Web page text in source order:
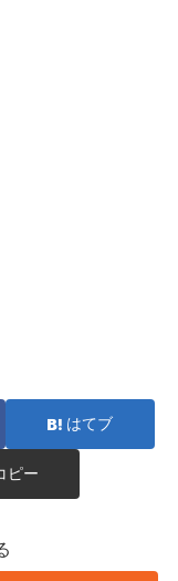
はてブ
ピー